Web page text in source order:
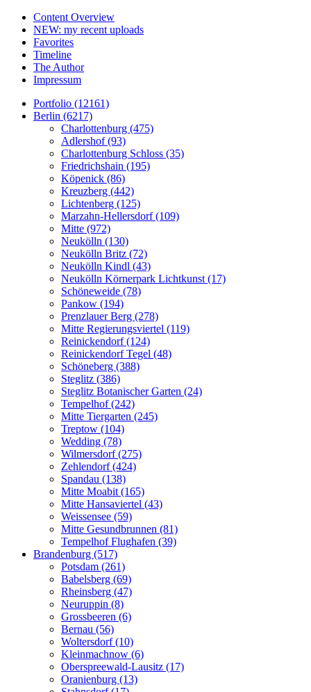
Content Overview
NEW: my recent uploads
Favorites
Timeline
The Author
Impressum
Portfolio (12161)
Berlin (6217)
Charlottenburg (475)
Adlershof (93)
Charlottenburg Schloss (35)
Friedrichshain (195)
Köpenick (86)
Kreuzberg (442)
Lichtenberg (125)
Marzahn-Hellersdorf (109)
Mitte (972)
Neukölln (130)
Neukölln Britz (72)
Neukölln Kindl (43)
Neukölln Körnerpark Lichtkunst (17)
Schöneweide (78)
Pankow (194)
Prenzlauer Berg (278)
Mitte Regierungsviertel (119)
Reinickendorf (124)
Reinickendorf Tegel (48)
Schöneberg (388)
Steglitz (386)
Steglitz Botanischer Garten (24)
Tempelhof (242)
Mitte Tiergarten (245)
Treptow (104)
Wedding (78)
Wilmersdorf (275)
Zehlendorf (424)
Spandau (138)
Mitte Moabit (165)
Mitte Hansaviertel (43)
Weissensee (59)
Mitte Gesundbrunnen (81)
Tempelhof Flughafen (39)
Brandenburg (517)
Potsdam (261)
Babelsberg (69)
Rheinsberg (47)
Neuruppin (8)
Grossbeeren (6)
Bernau (56)
Woltersdorf (10)
Kleinmachnow (6)
Oberspreewald-Lausitz (17)
Oranienburg (13)